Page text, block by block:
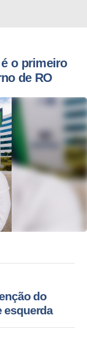
o primeiro
de RO
do
esquerda